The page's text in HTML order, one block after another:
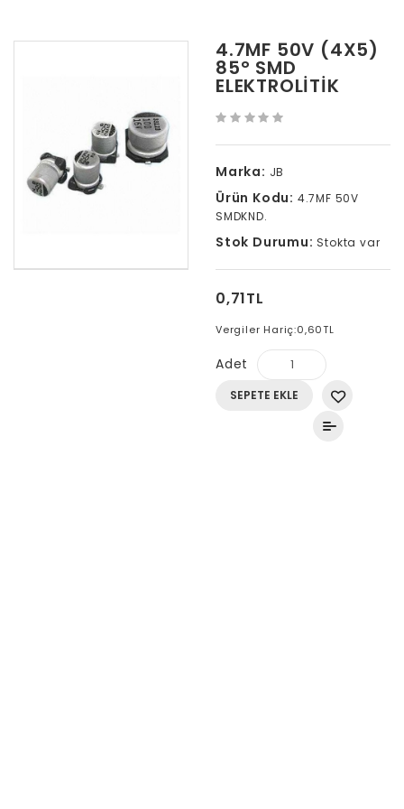
4.7MF 50V (4X5)
85° SMD
ELEKTROLITIK
Marka: JB
Ürün Kodu: 4.7MF 50V
SMDKND.
Stok Durumu: Stokta var
0,71TL
Vergiler Hariç:0,60TL
Adet
SEPETE EKLE